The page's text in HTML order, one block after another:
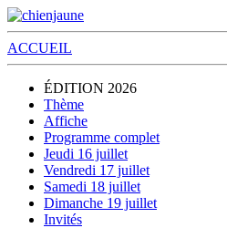
ACCUEIL
ÉDITION 2026
Thème
Affiche
Programme complet
Jeudi 16 juillet
Vendredi 17 juillet
Samedi 18 juillet
Dimanche 19 juillet
Invités